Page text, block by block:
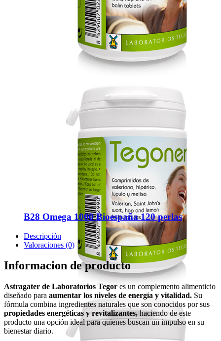
B28 Omega 1000 Bioespaña 120 perlas
Descripción
Valoraciones (0)
Informacion de producto
Astragater de Laboratorios Tegor es un complemento alimenticio
diseñado para aumentar los niveles de energía y vitalidad. Su
fórmula combina ingredientes naturales que son conocidos por sus
propiedades energéticas y revitalizantes,haciendo de este
producto una opción ideal para quienes buscan un impulso en su
bienestar diario.